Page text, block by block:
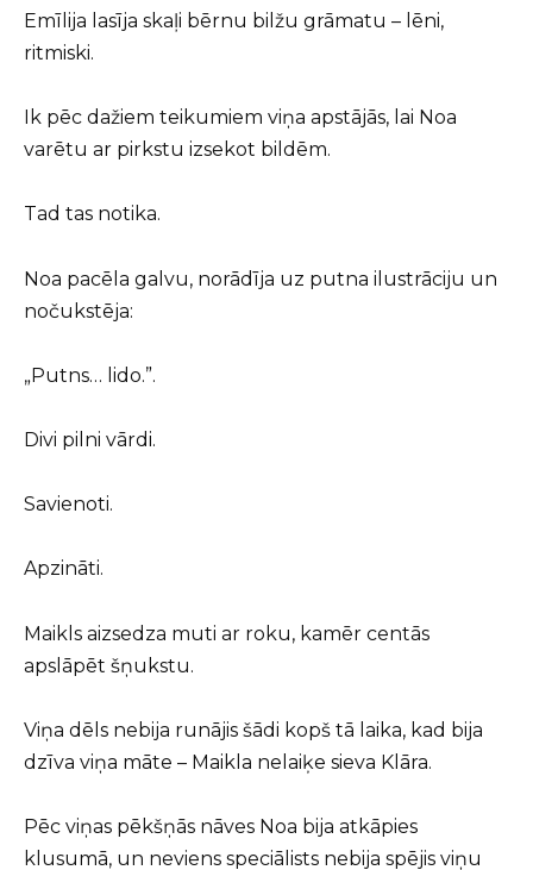
Emīlija lasīja skaļi bērnu bilžu grāmatu – lēni,
ritmiski.
Ik pēc dažiem teikumiem viņa apstājās, lai Noa
varētu ar pirkstu izsekot bildēm.
Tad tas notika.
Noa pacēla galvu, norādīja uz putna ilustrāciju un
nočukstēja:
„Putns… lido.”.
Divi pilni vārdi.
Savienoti.
Apzināti.
Maikls aizsedza muti ar roku, kamēr centās
apslāpēt šņukstu.
Viņa dēls nebija runājis šādi kopš tā laika, kad bija
dzīva viņa māte – Maikla nelaiķe sieva Klāra.
Pēc viņas pēkšņās nāves Noa bija atkāpies
klusumā, un neviens speciālists nebija spējis viņu